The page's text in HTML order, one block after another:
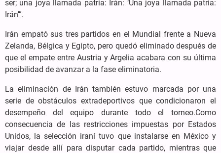
ser; una joya llamada patria: Irán: ‘Una joya llamada patria:
Irán’”.
Irán empató sus tres partidos en el Mundial frente a Nueva
Zelanda, Bélgica y Egipto, pero quedó eliminado después de
que el empate entre Austria y Argelia acabara con su última
posibilidad de avanzar a la fase eliminatoria.
La eliminación de Irán también estuvo marcada por una
serie de obstáculos extradeportivos que condicionaron el
desempeño del equipo durante todo el torneo.Como
consecuencia de las restricciones impuestas por Estados
Unidos, la selección iraní tuvo que instalarse en México y
viajar desde allí para disputar cada partido, mientras que